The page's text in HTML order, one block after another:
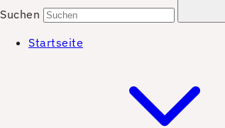
Suchen
Startseite